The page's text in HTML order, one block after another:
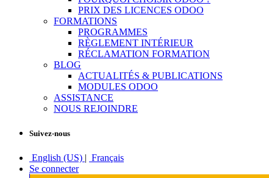
PRIX DES LICENCES ODOO
FORMATIONS
PROGRAMMES
RÈGLEMENT INTÉRIEUR
RÉCLAMATION FORMATION
BLOG
ACTUALITÉS & PUBLICATIONS
MODULES ODOO
ASSISTANCE
NOUS REJOINDRE
Suivez-nous
English (US) | Français
Se connecter